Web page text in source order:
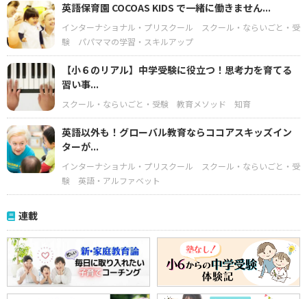
英語保育園 COCOAS KIDS で一緒に働きません...
インターナショナル・プリスクール
スクール・ならいごと・受
験
パパママの学習・スキルアップ
【小６のリアル】中学受験に役立つ！思考力を育てる
習い事...
スクール・ならいごと・受験 教育メソッド 知育
英語以外も！グローバル教育ならココアスキッズイン
ターが...
インターナショナル・プリスクール
スクール・ならいごと・受
験
英語・アルファベット
連載